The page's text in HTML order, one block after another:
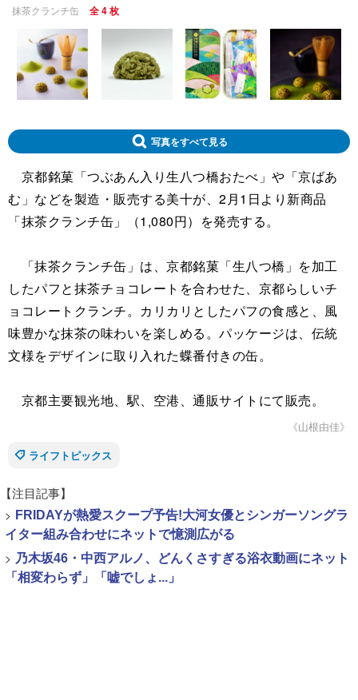
抹茶クランチ缶 全 4 枚
写真をすべて見る
京都銘菓「つぶあん入り生八つ橋おたべ」や「京ばあ
む」などを製造・販売する美十が、2月1日より新商品
「抹茶クランチ缶」（1,080円）を発売する。
「抹茶クランチ缶」は、京都銘菓「生八つ橋」を加工
したパフと抹茶チョコレートを合わせた、京都らしいチ
ョコレートクランチ。カリカリとしたパフの食感と、風
味豊かな抹茶の味わいを楽しめる。パッケージは、伝統
文様をデザインに取り入れた蝶番付きの缶。
京都主要観光地、駅、空港、通販サイトにて販売。
《山根由佳》
ライフトピックス
【注目記事】
> FRIDAYが熱愛スクープ予告!大河女優とシンガーソングラ
イター組み合わせにネットで憶測広がる
> 乃木坂46・中西アルノ、どんくさすぎる浴衣動画にネット
「相変わらず」「嘘でしょ...」